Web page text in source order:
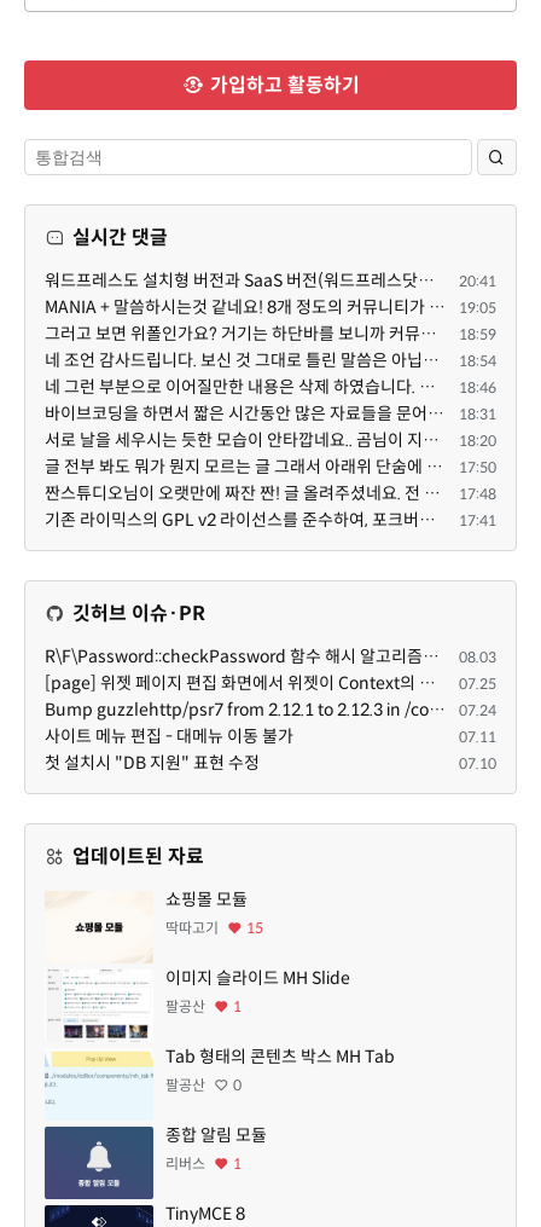
가입하고 활동하기
실시간 댓글
워드프레스도 설치형 버전과 SaaS 버전(워드프레스닷컴)은 다른 점이 많습니다. SaaS로 제공한다면 GPL 라이... 20:41
MANIA + 말씀하시는것 같네요! 8개 정도의 커뮤니티가 저 MANIA+ 기반으로 구축된거로 알고 있습니다. SaaS ... 19:05
그러고 보면 위폴인가요? 거기는 하단바를 보니까 커뮤니티 빌딩 SaaS 솔루션을 사용하고 있는거 같더라고요... 18:59
네 조언 감사드립니다. 보신 것 그대로 틀린 말씀은 아닙니다. 다만, 배포한 것에 대해 흥미가 떨어져서 뒷... 18:54
네 그런 부분으로 이어질만한 내용은 삭제 하였습니다. 불편을 드려 죄송합니다. 저희는 비즈니스 완성할 수... 18:46
바이브코딩을 하면서 짧은 시간동안 많은 자료들을 문어발식 확장하면서 이미 배포한것에대한 흥미가 떨어지... 18:31
서로 날을 세우시는 듯한 모습이 안타깝네요.. 곰님이 지금까지 이끌어주셨던것처럼 안정적인 코어도 필요하... 18:20
글 전부 봐도 뭐가 뭔지 모르는 글 그래서 아래위 단숨에 쭈욱 훝어만 보고 말았지만 참 대단한 정성이예요.... 17:50
짠스튜디오님이 오랫만에 짜잔 짠! 글 올려주셨네요. 전 봐도 잘 모르는 내용이지만 그래도 응원드려요. 17:48
기존 라이믹스의 GPL v2 라이선스를 준수하여, 포크버전도 GPL v2 라이선스로 공개 배포됩니다. 17:41
깃허브 이슈·PR
R\F\Password::checkPassword 함수 해시 알고리즘을 암시적으로 호출하는 경우 Argon2id 해시 비교 실패 08.03
[page] 위젯 페이지 편집 화면에서 위젯이 Context의 module_info를 덮어쓰면 저장이 ERR_ACT_IS_NOT_STANDALONE으로 실패 07.25
Bump guzzlehttp/psr7 from 2.12.1 to 2.12.3 in /common 07.24
사이트 메뉴 편집 - 대메뉴 이동 불가 07.11
첫 설치시 "DB 지원" 표현 수정 07.10
업데이트된 자료
쇼핑몰 모듈
딱따고기 15
이미지 슬라이드 MH Slide
팔공산 1
Tab 형태의 콘텐츠 박스 MH Tab
팔공산 0
종합 알림 모듈
리버스 1
TinyMCE 8